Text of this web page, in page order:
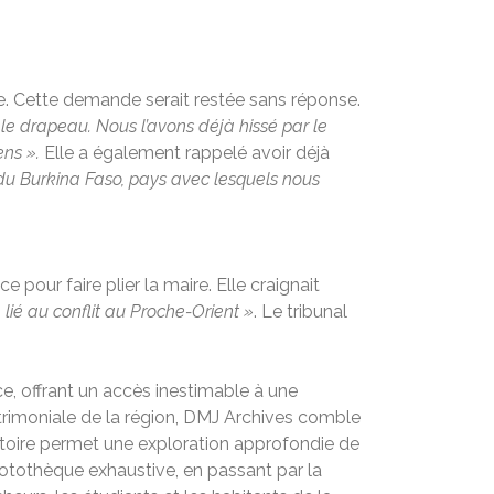
Cette demande serait restée sans réponse.
drapeau. Nous l’avons déjà hissé par le
». Elle a également rappelé avoir déjà
Burkina Faso, pays avec lesquels nous
pour faire plier la maire. Elle craignait
au conflit au Proche-Orient ». Le tribunal
offrant un accès inestimable à une
de la région, DMJ Archives comble
permet une exploration approfondie de
exhaustive, en passant par la